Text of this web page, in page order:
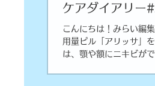
ケアダイアリー
こんにちは！みらい編
用量ピル「アリッサ」
は、顎や額にニキビが